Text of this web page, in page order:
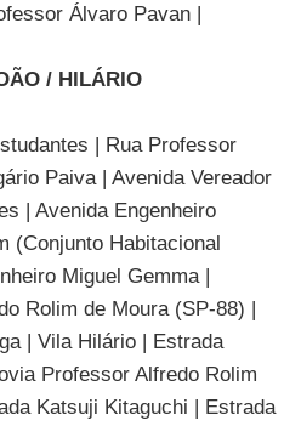
Álvaro Pavan |
/ HILÁRIO
| Rua Professor
Paiva | Avenida Vereador
| Avenida Engenheiro
(Conjunto Habitacional
Miguel Gemma |
Rolim de Moura (SP-88) |
| Vila Hilário | Estrada
Professor Alfredo Rolim
Katsuji Kitaguchi | Estrada